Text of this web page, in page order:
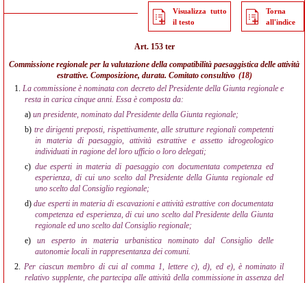
Visualizza tutto
il testo
Torna
all'indice
Art. 153 ter
Commissione regionale per la valutazione della compatibilità paesaggistica delle attività
estrattive. Composizione, durata. Comitato consultivo (18)
1. La commissione è nominata con decreto del Presidente della Giunta regionale e
resta in carica cinque anni. Essa è composta da:
a) un presidente, nominato dal Presidente della Giunta regionale;
b) tre dirigenti preposti, rispettivamente, alle strutture regionali competenti
in materia di paesaggio, attività estrattive e assetto idrogeologico
individuati in ragione del loro ufficio o loro delegati;
c) due esperti in materia di paesaggio con documentata competenza ed
esperienza, di cui uno scelto dal Presidente della Giunta regionale ed
uno scelto dal Consiglio regionale;
d)due esperti in materia di escavazioni e attività estrattive con documentata
competenza ed esperienza, di cui uno scelto dal Presidente della Giunta
regionale ed uno scelto dal Consiglio regionale;
e) un esperto in materia urbanistica nominato dal Consiglio delle
autonomie locali in rappresentanza dei comuni.
2. Per ciascun membro di cui al comma 1, lettere c), d), ed e), è nominato il
relativo supplente, che partecipa alle attività della commissione in assenza del